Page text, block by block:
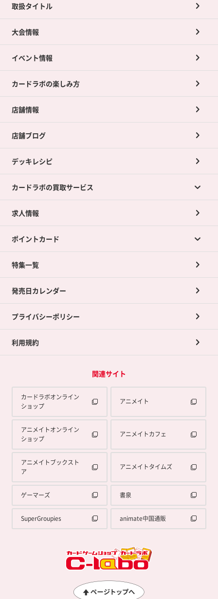
取扱タイトル
大会情報
イベント情報
カードラボの楽しみ方
店舗情報
店舗ブログ
デッキレシピ
カードラボの買取サービス
カードラボの買取サービスTOP
店舗買取について
ネット買取について
買取承諾書について
求人情報
ポイントカード
ポイントカードTOP
ポイント交換景品
特集一覧
発売日カレンダー
プライバシーポリシー
利用規約
関連サイト
カードラボオンライン
ショップ
アニメイト
アニメイトオンライン
ショップ
アニメイトカフェ
アニメイトブックスト
ア
アニメイトタイムズ
ゲーマーズ 書泉
SuperGroupies animate中国通販